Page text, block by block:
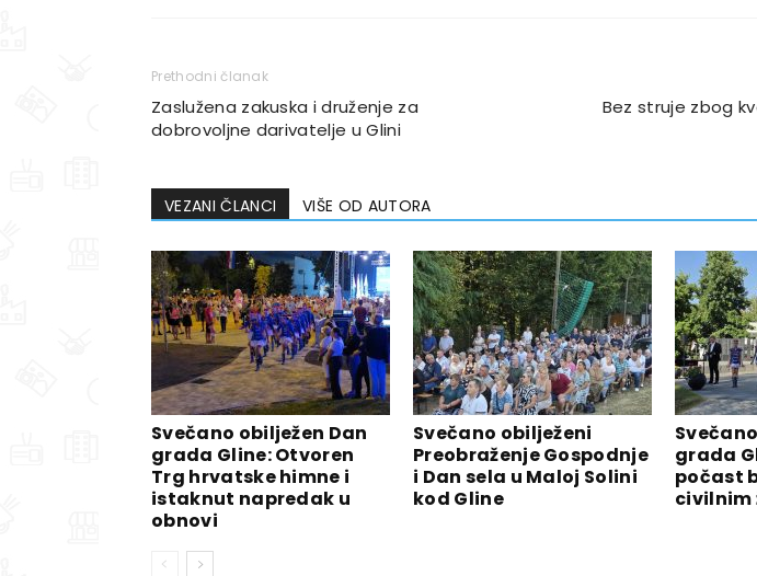
Prethodni članak
Zaslužena zakuska i druženje za
dobrovoljne darivatelje u Glini
Bez struje zbog
VEZANI ČLANCI VIŠE OD AUTORA
Svečano obilježen Dan
grada Gline: Otvoren
Trg hrvatske himne i
istaknut napredak u
obnovi
Svečano obilježeni
Preobraženje Gospodnje
i Dan sela u Maloj Solini
kod Gline
grada
počast